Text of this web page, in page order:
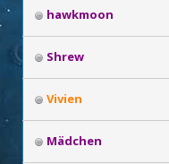
hawkmoon
Shrew
Vivien
Mädchen